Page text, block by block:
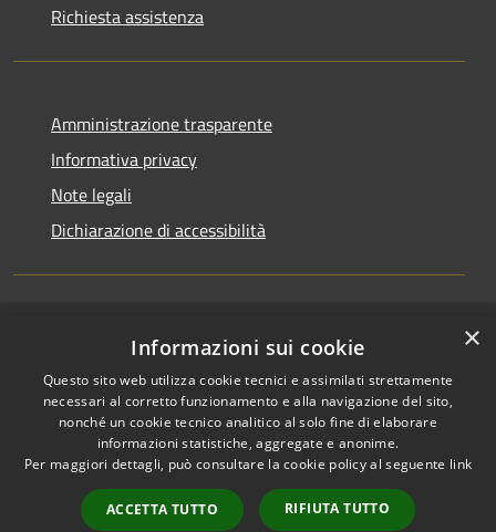
Richiesta assistenza
Amministrazione trasparente
Informativa privacy
Note legali
Dichiarazione di accessibilità
Accessibilità
Privacy
Cookie
Mappa del sito
Intranet
Accessibilità e
Accesso redazione ×
Informazioni sui cookie
Questo sito web utilizza cookie tecnici e assimilati strettamente
necessari al corretto funzionamento e alla navigazione del sito,
nonché un cookie tecnico analitico al solo fine di elaborare
informazioni statistiche, aggregate e anonime.
Per maggiori dettagli, può consultare la cookie policy al seguente link
ACCETTA TUTTO RIFIUTA TUTTO